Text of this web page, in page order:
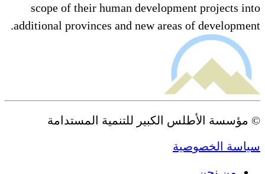
scope of their human development projects into
additional provinces and new areas of development.
© مؤسسة الأطلس الكبير للتنمية المستدامة
سياسة الخصوصية